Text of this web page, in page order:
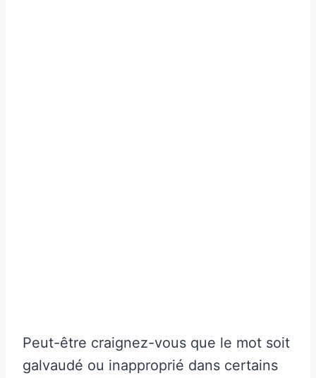
Peut-être craignez-vous que le mot soit
galvaudé ou inapproprié dans certains